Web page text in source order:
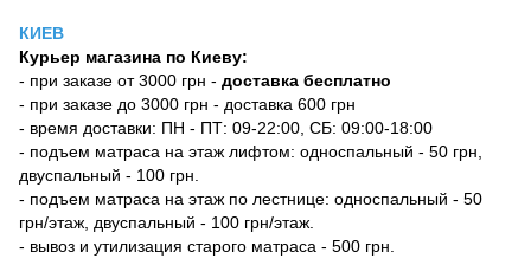
КИЕВ
Курьер магазина по Киеву:
- при заказе от 3000 грн - доставка бесплатно
- при заказе до 3000 грн - доставка 600 грн
- время доставки: ПН - ПТ: 09-22:00, СБ: 09:00-18:00
- подъем матраса на этаж лифтом: односпальный - 50 грн,
двуспальный - 100 грн.
- подъем матраса на этаж по лестнице: односпальный - 50
грн/этаж, двуспальный - 100 грн/этаж.
- вывоз и утилизация старого матраса - 500 грн.